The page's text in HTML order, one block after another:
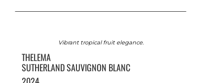
Vibrant tropical fruit elegance.
THELEMA
SUTHERLAND SAUVIGNON BLANC